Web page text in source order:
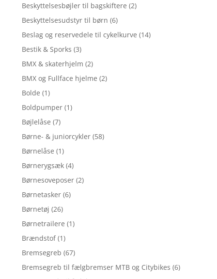
Beskyttelsesbøjler til bagskiftere (2)
Beskyttelsesudstyr til børn (6)
Beslag og reservedele til cykelkurve (14)
Bestik & Sporks (3)
BMX & skaterhjelm (2)
BMX og Fullface hjelme (2)
Bolde (1)
Boldpumper (1)
Bøjlelåse (7)
Børne- & juniorcykler (58)
Børnelåse (1)
Børnerygsæk (4)
Børnesoveposer (2)
Børnetasker (6)
Børnetøj (26)
Børnetrailere (1)
Brændstof (1)
Bremsegreb (67)
Bremsegreb til fælgbremser MTB og Citybikes (6)